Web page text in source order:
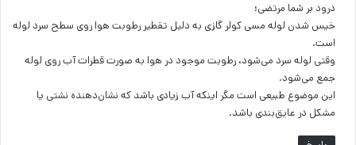
درود بر شما مرتضی؛
خیس شدن لوله مسی کولر گازی به دلیل تقطیر رطوبت هوا روی سطح سرد لوله
است.
وقتی لوله سرد می‌شود، رطوبت موجود در هوا به صورت قطرات آب روی لوله
جمع می‌شود.
این موضوع طبیعی است مگر اینکه آب زیادی باشد که نشان‌دهنده نشتی یا
مشکل در عایق‌بندی باشد.